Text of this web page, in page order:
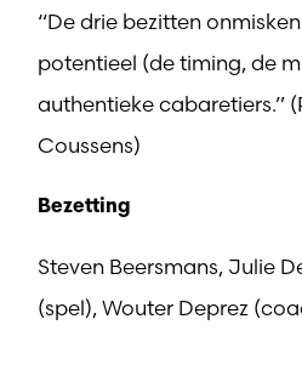
“De drie bezitten
potentieel (de timing, de
authentieke cabaretiers.”
Coussens)
Bezetting
Steven Beersmans, Julie
(spel), Wouter Deprez